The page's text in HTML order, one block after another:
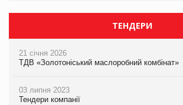
ТЕНДЕРИ
21 січня 2026
ТДВ «Золотоніський маслоробний комбінат»
03 липня 2023
Тендери компанії